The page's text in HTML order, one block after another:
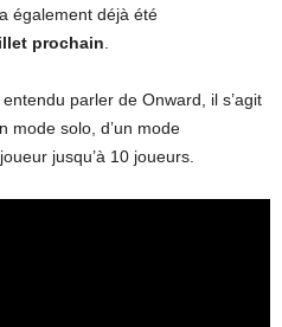
également déjà été
prochain.
parler de Onward, il s’agit
mode solo, d’un mode
jusqu’à 10 joueurs.